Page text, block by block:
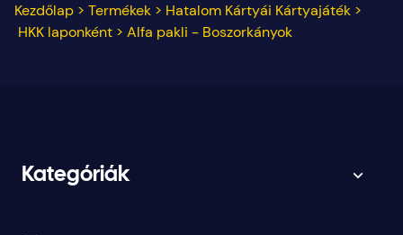
Kezdőlap > Termékek > Hatalom Kártyái Kártyajáték >
HKK laponként > Alfa pakli - Boszorkányok
Kategóriák